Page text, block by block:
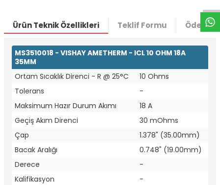
Ürün Teknik Özellikleri Teklif Formu Ödeme
MS3510018 - VISHAY AMETHERM - ICL 10 OHM 18A
35MM
Ortam Sıcaklık Direnci - R @ 25°C
10 Ohms
Tolerans
-
Maksimum Hazır Durum Akımı
18 A
Geçiş Akım Direnci
30 mOhms
Çap
1.378" (35.00mm)
Bacak Aralığı
0.748" (19.00mm)
Derece
-
Kalifikasyon
-